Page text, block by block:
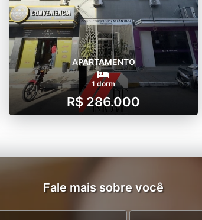
APARTAMENTO
1 dorm
R$ 286.000
Fale mais sobre você